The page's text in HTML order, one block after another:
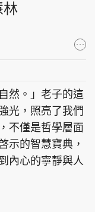
東Touch
林
然。」老子的這
光，照亮了我們
不僅是哲學層面
示的智慧寶典，
內心的寧靜與人